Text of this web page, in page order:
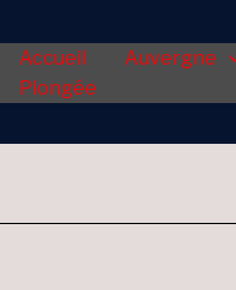
Accueil Auvergne
Plongée